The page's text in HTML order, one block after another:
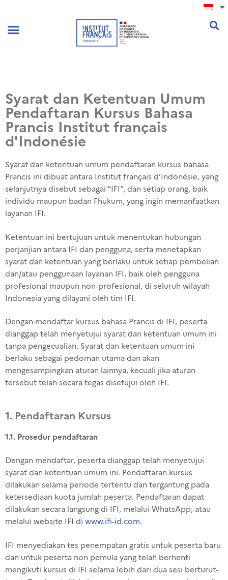
Syarat dan Ketentuan Umum
Pendaftaran Kursus Bahasa
Prancis Institut français
d'Indonésie
Syarat dan ketentuan umum pendaftaran kursus bahasa
Prancis ini dibuat antara Institut français d’Indonésie, yang
selanjutnya disebut sebagai “IFI”, dan setiap orang, baik
individu maupun badan Fhukum, yang ingin memanfaatkan
layanan IFI.
Ketentuan ini bertujuan untuk menentukan hubungan
perjanjian antara IFI dan pengguna, serta menetapkan
syarat dan ketentuan yang berlaku untuk setiap pembelian
dan/atau penggunaan layanan IFI, baik oleh pengguna
profesional maupun non-profesional, di seluruh wilayah
Indonesia yang dilayani oleh tim IFI.
Dengan mendaftar kursus bahasa Prancis di IFI, peserta
dianggap telah menyetujui syarat dan ketentuan umum ini
tanpa pengecualian. Syarat dan ketentuan umum ini
berlaku sebagai pedoman utama dan akan
mengesampingkan aturan lainnya, kecuali jika aturan
tersebut telah secara tegas disetujui oleh IFI.
1. Pendaftaran Kursus
1.1. Prosedur pendaftaran
Dengan mendaftar, peserta dianggap telah menyetujui
syarat dan ketentuan umum ini. Pendaftaran kursus
dilakukan selama periode tertentu dan tergantung pada
ketersediaan kuota jumlah peserta. Pendaftaran dapat
dilakukan secara langsung di IFI, melalui WhatsApp, atau
melalui website IFI di www.ifi-id.com.
IFI menyediakan tes penempatan gratis untuk peserta baru
dan untuk peserta non pemula yang telah berhenti
mengikuti kursus di IFI selama lebih dari dua sesi berturut-